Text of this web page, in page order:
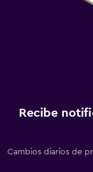
Recibe
Cambios diarios de